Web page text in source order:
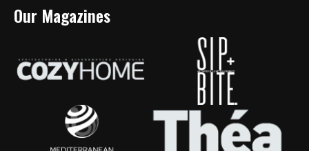
Our Magazines